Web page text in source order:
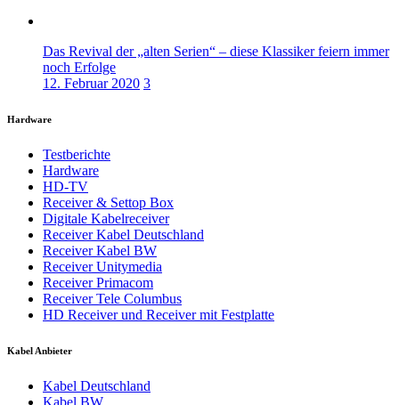
Das Revival der „alten Serien“ – diese Klassiker feiern immer
noch Erfolge
12. Februar 2020 3
Hardware
Testberichte
Hardware
HD-TV
Receiver & Settop Box
Digitale Kabelreceiver
Receiver Kabel Deutschland
Receiver Kabel BW
Receiver Unitymedia
Receiver Primacom
Receiver Tele Columbus
HD Receiver und Receiver mit Festplatte
Kabel Anbieter
Kabel Deutschland
Kabel BW